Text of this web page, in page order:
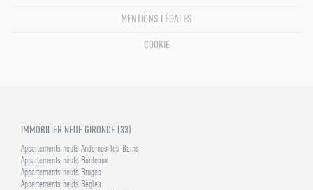
MENTIONS LÉGALES
COOKIE
IMMOBILIER NEUF GIRONDE (33)
Appartements neufs Andernos-les-Bains
Appartements neufs Bordeaux
Appartements neufs Bruges
Appartements neufs Bègles